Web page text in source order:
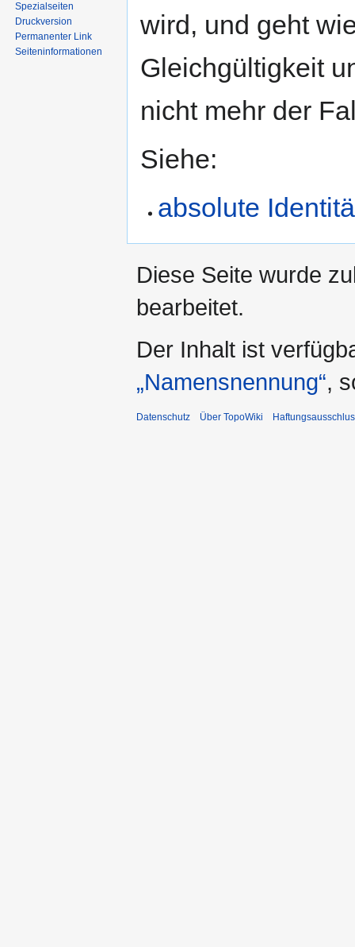
wird, und geht
Gleichgültigkeit
nicht mehr der
Siehe:
absolute
Spezialseiten
Druckversion
Permanenter Link
Seiten­informationen
Diese Seite wurde
bearbeitet.
Der Inhalt ist
„Namensnennung“,
Datenschutz Über TopoWiki